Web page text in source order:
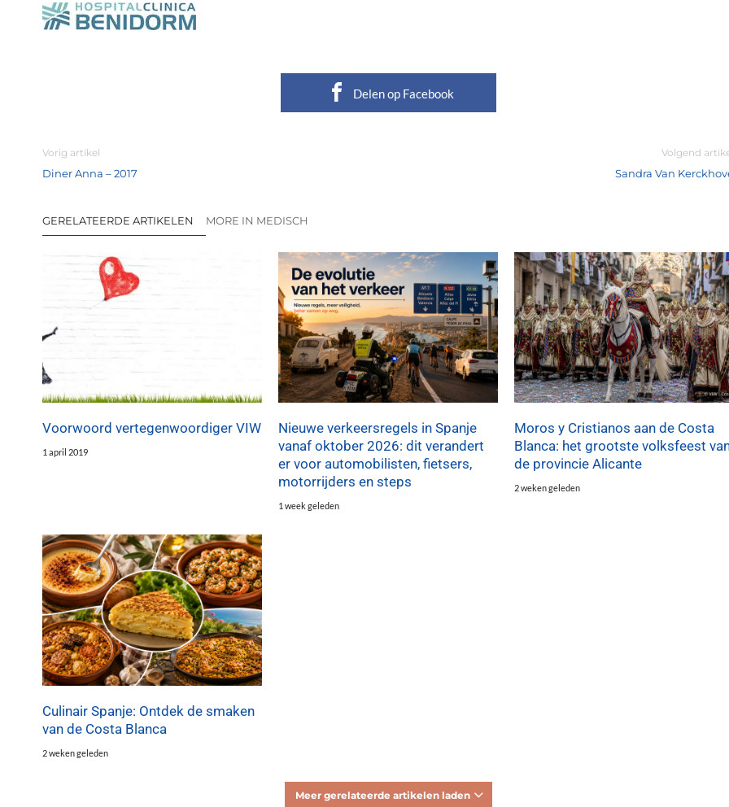
Delen op Facebook
Vorig artikel
Diner Anna – 2017
Volgend
Sandra Van
GERELATEERDE ARTIKELEN MORE IN MEDISCH
Voorwoord vertegenwoordiger VIW
1 april 2019
Nieuwe verkeersregels in Spanje
vanaf oktober 2026: dit verandert
er voor automobilisten, fietsers,
motorrijders en steps
1 week geleden
Moros y Cristianos aan de Costa
Blanca: het grootste volksfeest
de provincie Alicante
2 weken geleden
Culinair Spanje: Ontdek de smaken
van de Costa Blanca
2 weken geleden
Meer gerelateerde artikelen laden